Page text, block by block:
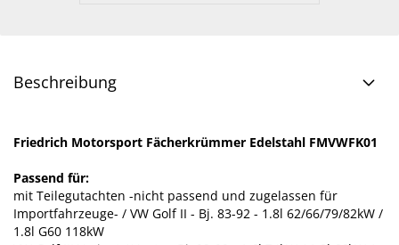
Beschreibung
Friedrich Motorsport Fächerkrümmer Edelstahl FMVWFK01
Passend für:
mit Teilegutachten -nicht passend und zugelassen für
Importfahrzeuge- / VW Golf II - Bj. 83-92 - 1.8l 62/66/79/82kW /
1.8l G60 118kW